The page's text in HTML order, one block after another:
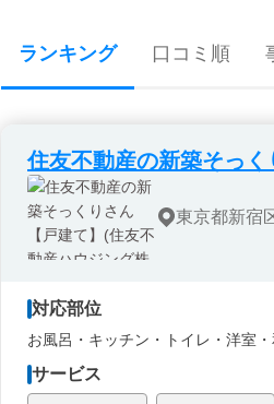
ランキング 口コミ順
住友不動産の新築そっ
東京都新宿
対応部位
お風呂・ キッチン・ トイレ・ 洋室・
サービス